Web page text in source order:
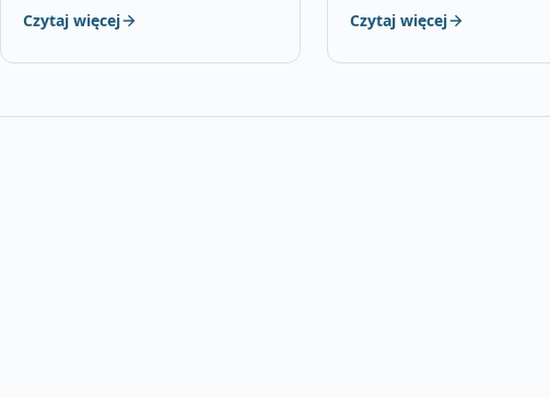
segregacji…
Czytaj więcej
Płytki…
Czytaj więcej